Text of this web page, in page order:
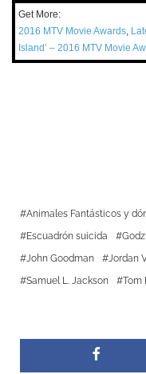
Get More:
2016 MTV Movie Awards
Island’ – 2016 MTV Movie
Animales Fantásticos y
Escuadrón suicida
John Goodman
Jordan
Samuel L. Jackson
Tom